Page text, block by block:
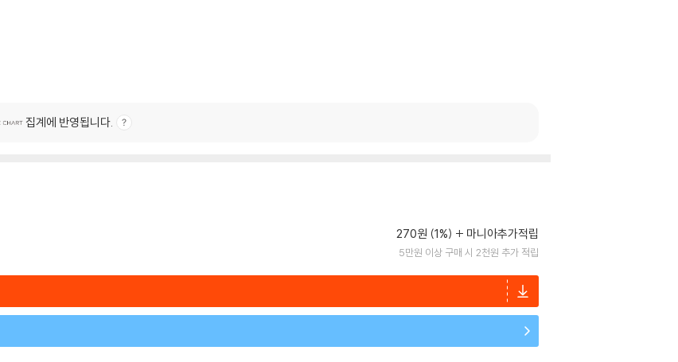
집계에 반영됩니다.
270원 (1%) 마니아추가적립
5만원 이상 구매 시 2천원 추가 적립